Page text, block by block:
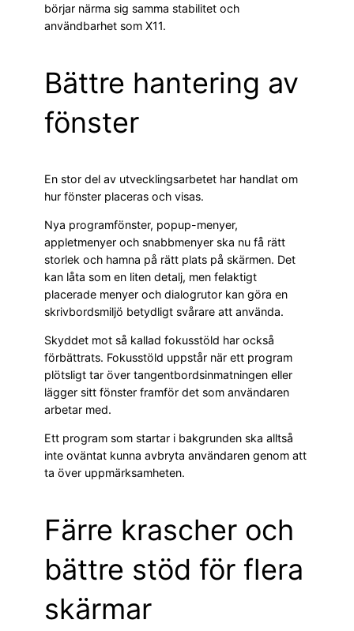
börjar närma sig samma stabilitet och
användbarhet som X11.
Bättre hantering av
fönster
En stor del av utvecklingsarbetet har handlat om
hur fönster placeras och visas.
Nya programfönster, popup-menyer,
appletmenyer och snabbmenyer ska nu få rätt
storlek och hamna på rätt plats på skärmen. Det
kan låta som en liten detalj, men felaktigt
placerade menyer och dialogrutor kan göra en
skrivbordsmiljö betydligt svårare att använda.
Skyddet mot så kallad fokusstöld har också
förbättrats. Fokusstöld uppstår när ett program
plötsligt tar över tangentbordsinmatningen eller
lägger sitt fönster framför det som användaren
arbetar med.
Ett program som startar i bakgrunden ska alltså
inte oväntat kunna avbryta användaren genom att
ta över uppmärksamheten.
Färre krascher och
bättre stöd för flera
skärmar